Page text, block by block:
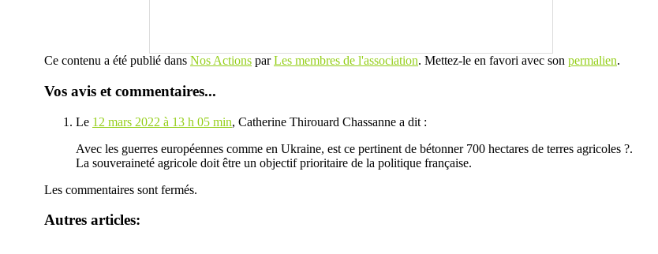
Ce contenu a été publié dans Nos Actions parLes membres de l'association. Mettez-le en favori avec son permalien.
Vos avis et commentaires...
Le 12 mars 2022 à 13 h 05 min, Catherine Thirouard Chassanne a dit :
Avec les guerres européennes comme en Ukraine, est ce pertinent de bétonner 700 hectares de terres agricoles ?.
La souveraineté agricole doit être un objectif prioritaire de la politique française.
Les commentaires sont fermés.
Autres articles: